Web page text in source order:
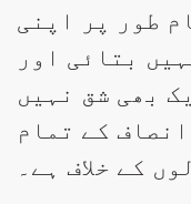
طور پر اپنی
بتائی اور
بھی شق نہیں
کے تمام
کے خلاف ہے۔